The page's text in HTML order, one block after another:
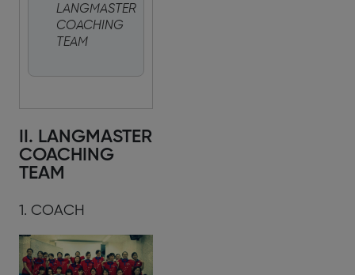
LANGMASTER
COACHING
TEAM
II. LANGMASTER
COACHING
TEAM
1. COACH